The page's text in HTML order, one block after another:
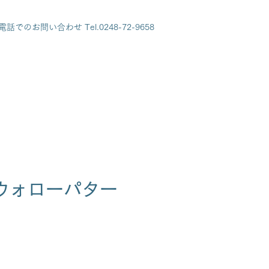
話でのお問い合わせ Tel.0248-72-9658
ォローパター